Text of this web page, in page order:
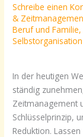
Schreibe einen
&
Beruf und Familie
Selbstorganisation
In der heutigen
ständig
Zeitmanagement
Schlüsselprinzip,
Reduktion.